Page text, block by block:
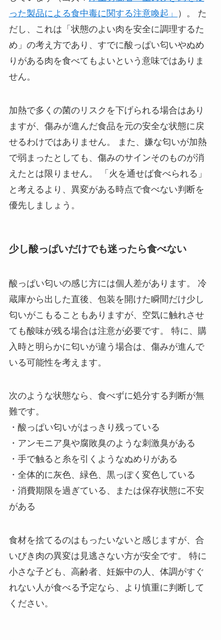
った製品による食中毒に関する注意喚起」
）。 た
だし、これは「状態のよい肉を安全に調理するた
め」の考え方であり、すでに酸っぱい匂いやぬめ
りがある肉を食べてもよいという意味ではありま
せん。
加熱で多くの菌のリスクを下げられる場合はあり
ますが、傷みが進んだ食品を元の安全な状態に戻
せるわけではありません。 また、嫌な匂いが加熱
で弱まったとしても、傷みのサインそのものが消
えたとは限りません。 「火を通せば食べられる」
と考えるより、異変がある時点で食べない判断を
優先しましょう。
少し酸っぱいだけでも迷ったら食べない
酸っぱい匂いの感じ方には個人差があります。 冷
蔵庫から出した直後、包装を開けた瞬間だけ少し
匂いがこもることもありますが、空気に触れさせ
ても酸味が残る場合は注意が必要です。 特に、購
入時と明らかに匂いが違う場合は、傷みが進んで
いる可能性を考えます。
次のような状態なら、食べずに処分する判断が無
難です。
・酸っぱい匂いがはっきり残っている
・アンモニア臭や腐敗臭のような刺激臭がある
・手で触ると糸を引くようなぬめりがある
・全体的に灰色、緑色、黒っぽく変色している
・消費期限を過ぎている、または保存状態に不安
がある
食材を捨てるのはもったいないと感じますが、合
いびき肉の異変は見逃さない方が安全です。 特に
小さな子ども、高齢者、妊娠中の人、体調がすぐ
れない人が食べる予定なら、より慎重に判断して
ください。